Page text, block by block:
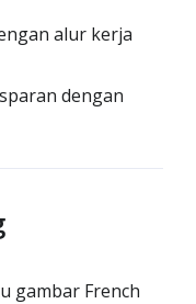
alur kerja
dengan
gambar French